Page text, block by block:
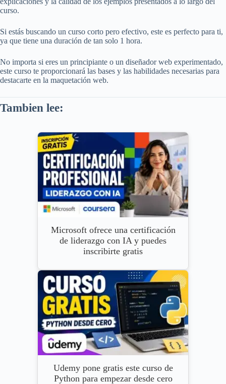
curso.
Si estás buscando un curso corto pero efectivo, este es perfecto para ti,
ya que tiene una duración de tan solo 1 hora.
No importa si eres un principiante o un diseñador web experimentado,
este curso te proporcionará las bases y las habilidades necesarias para
destacarte en la maquetación web.
Tambien lee:
Microsoft ofrece una certificación
de liderazgo con IA y puedes
inscribirte gratis
Udemy pone gratis este curso de
Python para empezar desde cero